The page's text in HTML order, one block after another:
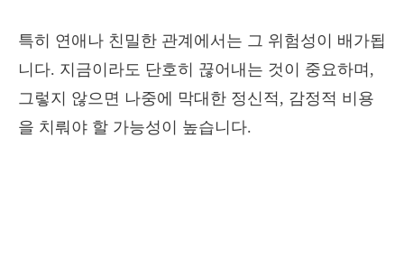
특히 연애나 친밀한 관계에서는 그 위험성이 배가됩
니다. 지금이라도 단호히 끊어내는 것이 중요하며,
그렇지 않으면 나중에 막대한 정신적, 감정적 비용
을 치뤄야 할 가능성이 높습니다.